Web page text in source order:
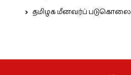
தமிழக மீனவர்ப் படுகொலை